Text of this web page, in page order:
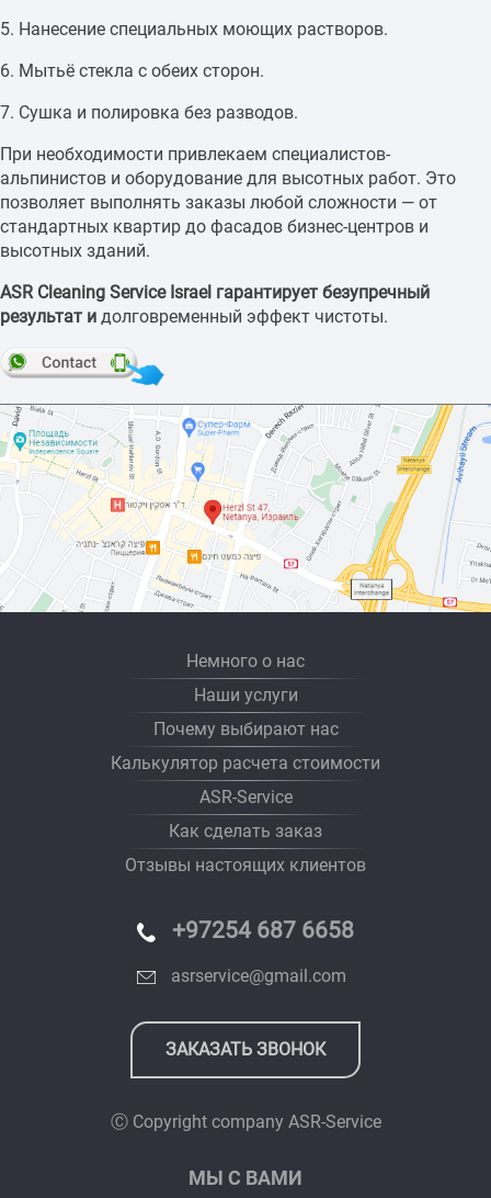
5. Нанесение специальных моющих растворов.
6. Мытьё стекла с обеих сторон.
7. Сушка и полировка без разводов.
При необходимости привлекаем специалистов-
альпинистов и оборудование для высотных работ. Это
позволяет выполнять заказы любой сложности — от
стандартных квартир до фасадов бизнес-центров и
высотных зданий.
ASR Cleaning Service Israel гарантирует безупречный
результат и долговременный эффект чистоты.
Немного о нас
Наши услуги
Почему выбирают нас
Калькулятор расчета стоимости
ASR-Service
Как сделать заказ
Отзывы настоящих клиентов
+97254 687 6658
asrservice@gmail.com
ЗАКАЗАТЬ ЗВОНОК
Ⓒ Copyright company ASR-Service
МЫ С ВАМИ